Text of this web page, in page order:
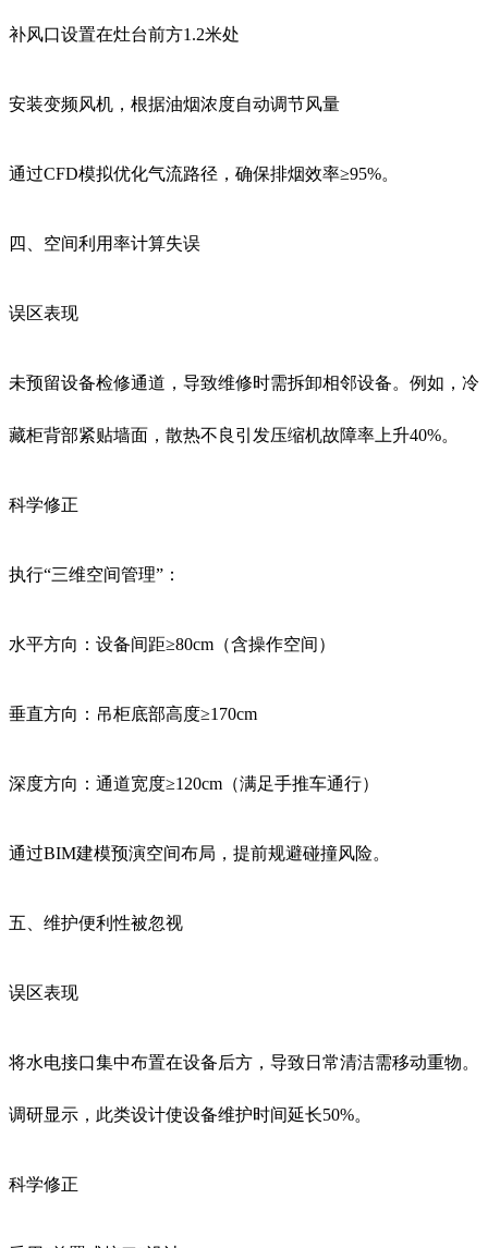
补风口设置在灶台前方1.2米处
安装变频风机，根据油烟浓度自动调节风量
通过CFD模拟优化气流路径，确保排烟效率≥95%。
四、空间利用率计算失误
误区表现
未预留设备检修通道，导致维修时需拆卸相邻设备。例如，冷
藏柜背部紧贴墙面，散热不良引发压缩机故障率上升40%。
科学修正
执行“三维空间管理”：
水平方向：设备间距≥80cm（含操作空间）
垂直方向：吊柜底部高度≥170cm
深度方向：通道宽度≥120cm（满足手推车通行）
通过BIM建模预演空间布局，提前规避碰撞风险。
五、维护便利性被忽视
误区表现
将水电接口集中布置在设备后方，导致日常清洁需移动重物。
调研显示，此类设计使设备维护时间延长50%。
科学修正